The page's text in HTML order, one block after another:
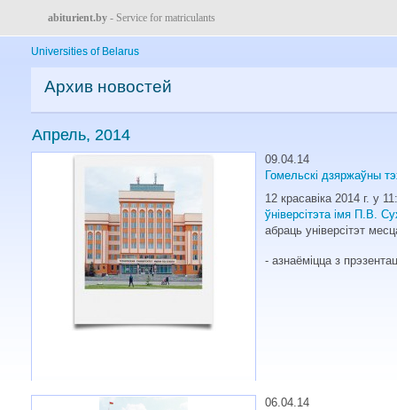
abiturient.by - Service for matriculants
Universities of Belarus
Архив новостей
Апрель, 2014
09.04.14
Гомельскі дзяржаўны
12 красавіка 2014 г. у
ўніверсітэта імя П.В.
абраць універсітэт
- азнаёміцца з
06.04.14